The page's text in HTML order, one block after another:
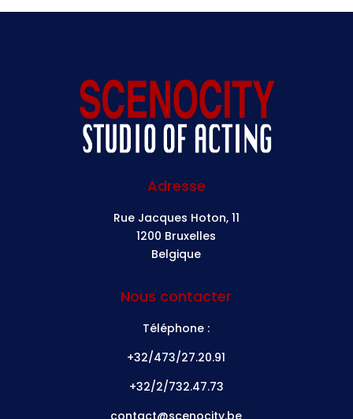
Adresse
Rue Jacques Hoton, 11
1200 Bruxelles
Belgique
Nous contacter
Téléphone :
+32/473/27.20.91
+32/2/732.47.73
contact@scenocity.be